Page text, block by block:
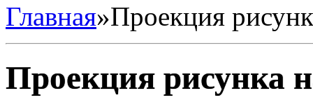
Главная»Проекция
Проекция рисунка